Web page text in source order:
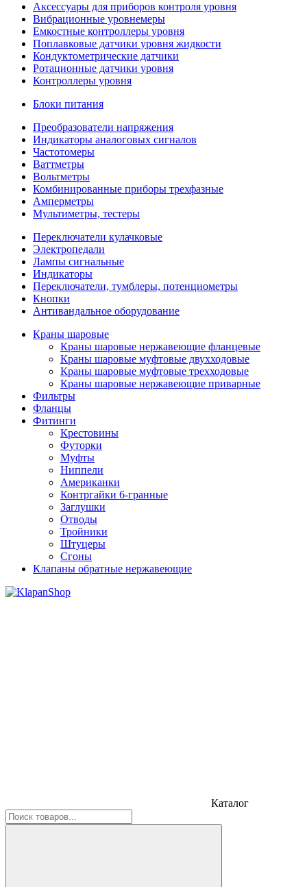
Аксессуары для приборов контроля уровня
Вибрационные уровнемеры
Емкостные контроллеры уровня
Поплавковые датчики уровня жидкости
Кондуктометрические датчики
Ротационные датчики уровня
Контроллеры уровня
Блоки питания
Преобразователи напряжения
Индикаторы аналоговых сигналов
Частотомеры
Ваттметры
Вольтметры
Комбинированные приборы трехфазные
Амперметры
Мультиметры, тестеры
Переключатели кулачковые
Электропедали
Лампы сигнальные
Индикаторы
Переключатели, тумблеры, потенциометры
Кнопки
Антивандальное оборудование
Краны шаровые
Краны шаровые нержавеющие фланцевые
Краны шаровые муфтовые двухходовые
Краны шаровые муфтовые трехходовые
Краны шаровые нержавеющие приварные
Фильтры
Фланцы
Фитинги
Крестовины
Футорки
Муфты
Ниппели
Американки
Контргайки 6-гранные
Заглушки
Отводы
Тройники
Штуцеры
Сгоны
Клапаны обратные нержавеющие
Каталог